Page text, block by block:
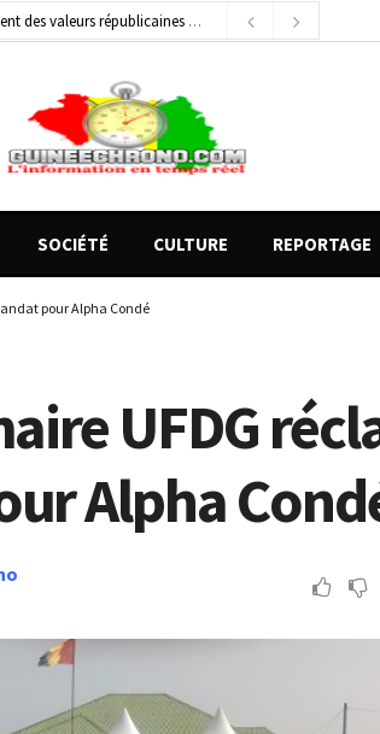
des valeurs républicaines
16 heures ago
stratégique
14 heures ago
SOCIÉTÉ CULTURE REPORTAGE
pour Alpha Condé
UFDG
Alpha